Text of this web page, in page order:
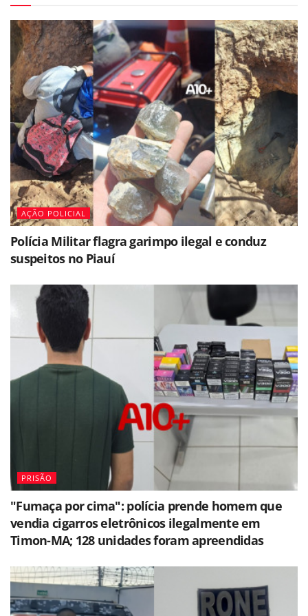
AÇÃO POLICIAL
Polícia Militar flagra garimpo ilegal e conduz
suspeitos no Piauí
PRISÃO
"Fumaça por cima": polícia prende homem que
vendia cigarros eletrônicos ilegalmente em
Timon-MA; 128 unidades foram apreendidas